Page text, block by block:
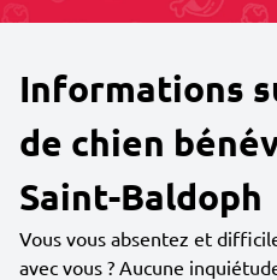
Informations
de chien
Saint-Baldoph
Vous vous absentez et
avec vous ? Aucune